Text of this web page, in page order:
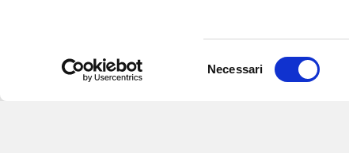
Necessari